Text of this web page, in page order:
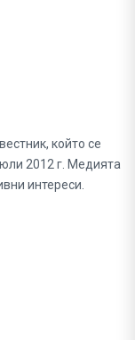
който се
2012 г. Медията
интереси.